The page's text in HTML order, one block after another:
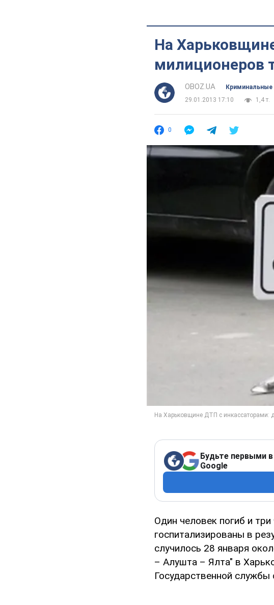
На
милиционеров
OBOZ.UA
Криминальные
29.01.2013 17:10
1,4 т.
0
Будьте первыми в
Google
Один человек погиб и
госпитализированы в
случилось 28 января
– Алушта – Ялта" в
Государственной службы